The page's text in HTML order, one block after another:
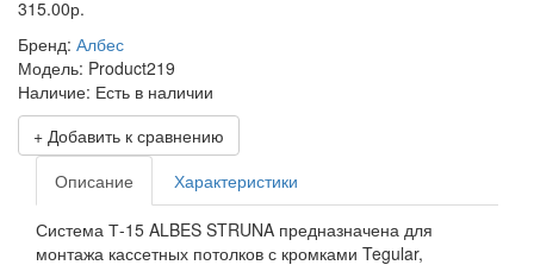
315.00р.
Бренд: Албес
Модель: Product219
Наличие: Есть в наличии
+ Добавить к сравнению
Описание
Характеристики
Система Т-15 ALBES STRUNA предназначена для
монтажа кассетных потолков с кромками Tegular,